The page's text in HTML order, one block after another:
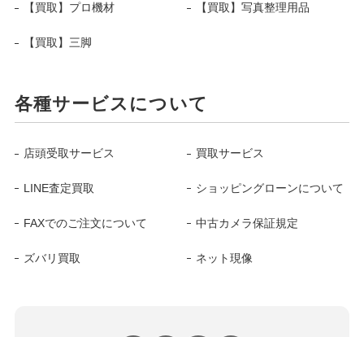
【買取】プロ機材 【買取】写真整理用品
【買取】三脚
各種サービスについて
店頭受取サービス 買取サービス
LINE査定買取 ショッピングローンについて
FAXでのご注文について 中古カメラ保証規定
ズバリ買取 ネット現像